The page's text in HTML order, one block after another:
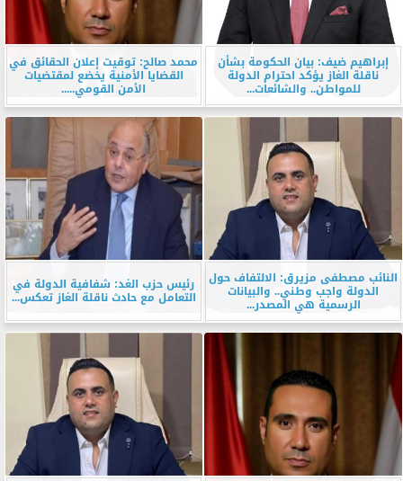
إبراهيم ضيف: بيان الحكومة بشأن
ناقلة الغاز يؤكد احترام الدولة
للمواطن.. والشائعات...
محمد صالح: توقيت إعلان الحقائق في
القضايا الأمنية يخضع لمقتضيات
الأمن القومي.....
النائب مصطفى مزيرق: الالتفاف حول
الدولة واجب وطني.. والبيانات
الرسمية هي المصدر...
رئيس حزب الغد: شفافية الدولة في
التعامل مع حادث ناقلة الغاز تعكس...